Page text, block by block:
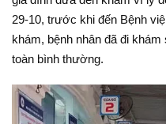
29-10, trước khi đến Bệnh
khám, bệnh nhân đã đi
toàn bình thường.